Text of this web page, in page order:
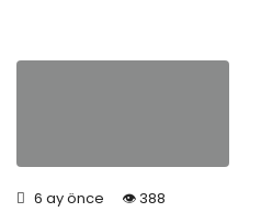
6 ay önce 388